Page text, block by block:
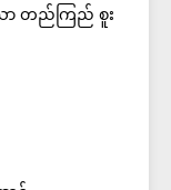
ော တည်ကြည် စူး